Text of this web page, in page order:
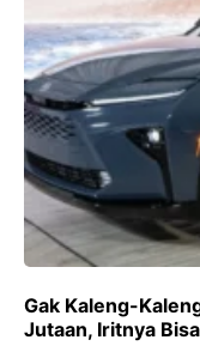
Gak Kaleng-
Jutaan, Iritnya